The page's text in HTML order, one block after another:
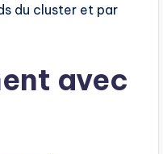
du cluster et par
avec